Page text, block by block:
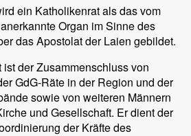
ein Katholikenrat als das vom
Organ im Sinne des
das Apostolat der Laien gebildet.
der Zusammenschluss von
GdG-Räte in der Region und der
sowie von weiteren Männern
und Gesellschaft. Er dient der
der Kräfte des